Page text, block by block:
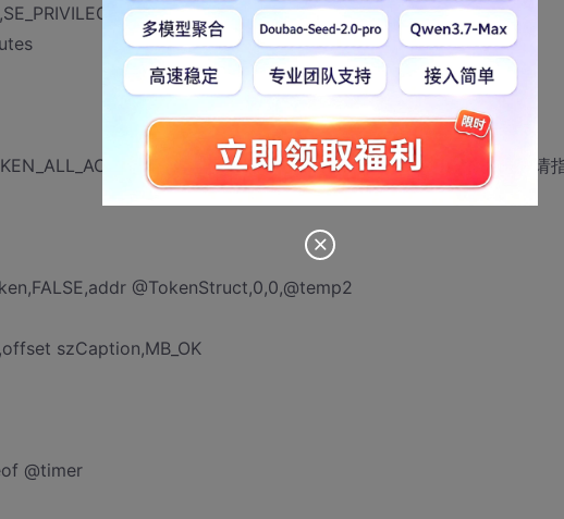
;ERROR,这里的返回0,因该不返回0才对,请
@TokenStruct,0,0,@temp2
szCaption,MB_OK
@timer